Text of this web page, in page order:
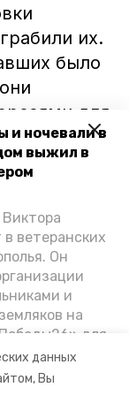
данных
Вы
и ночевали в
выжил в
ветеранских
Он
и
на
для
в годы
их.
было
для
лидер
за сбыт
,